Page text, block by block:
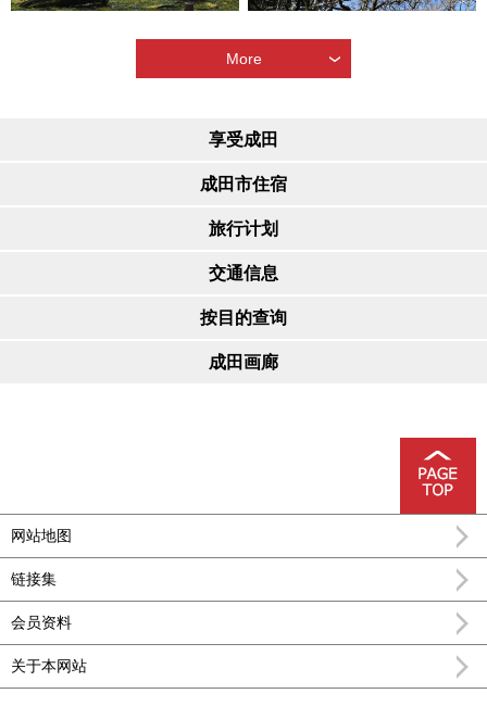
More
享受成田
成田市住宿
旅行计划
交通信息
按目的查询
成田画廊
网站地图
链接集
会员资料
关于本网站